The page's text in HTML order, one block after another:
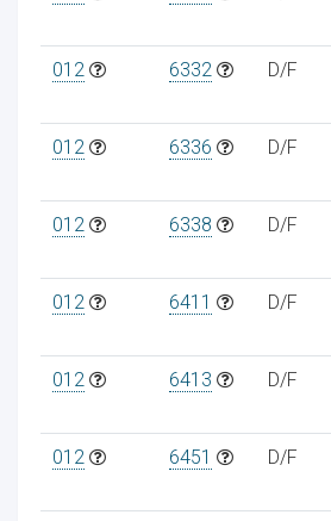
012 6332 D/F
012 6336 D/F
012 6338 D/F
012 6411 D/F
012 6413 D/F
012 6451 D/F